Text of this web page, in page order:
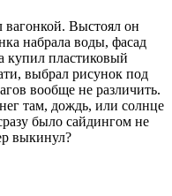
вагонкой. Выстоял он
набрала воды, фасад
купил пластиковый
выбрал рисунок под
вообще не различить.
там, дождь, или солнце
было сайдингом не
выкинул?